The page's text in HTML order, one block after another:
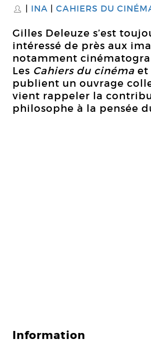
S INA CAHIERS DU
Gilles Deleuze s’est
intéressé de près aux
notamment
Les Cahiers du cinéma et
publient un ouvrage
vient rappeler la
philosophe à la pensée
Information